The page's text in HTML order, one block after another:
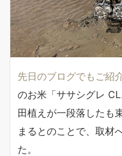
先日のブログでもご紹
のお米「ササシグレ
田植えが一段落したも
まるとのことで、取材
た。